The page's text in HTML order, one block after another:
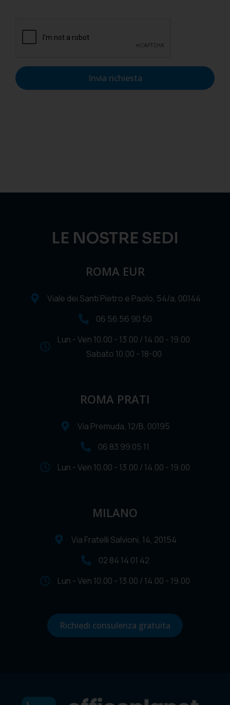
Invia richiesta
LE NOSTRE SEDI
ROMA EUR
Viale dei Santi Pietro e Paolo, 54/a, 00144
06 56 56 90 50
Lun - Ven 10.00 - 13.00 / 14.00 - 19.00
Sabato 10.00 - 18-00
ROMA PRATI
Via Premuda, 12/B, 00195
06 83 99 05 11
Lun - Ven 10.00 - 13.00 / 14.00 - 19.00
MILANO
Via Fratelli Salvioni, 14, 20154
02 84 14 01 42
Lun - Ven 10.00 - 13.00 / 14.00 - 19.00
Richiedi consulenza gratuita